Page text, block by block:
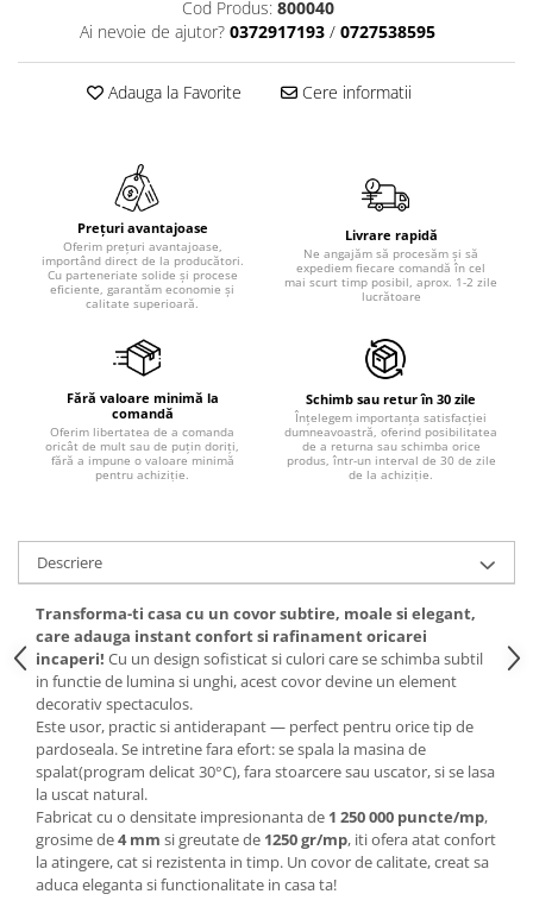
Cod Produs: 800040
Ai nevoie de ajutor? 0372917193 / 0727538595
Adauga la Favorite Cere informatii
Prețuri avantajoase
Oferim prețuri avantajoase,
importând direct de la producători.
Cu parteneriate solide și procese
eficiente, garantăm economie și
calitate superioară.
Livrare rapidă
Ne angajăm să procesăm și să
expediem fiecare comandă în cel
mai scurt timp posibil, aprox. 1-2 zile
lucrătoare
Fără valoare minimă la
comandă
Oferim libertatea de a comanda
oricât de mult sau de puțin doriți,
fără a impune o valoare minimă
pentru achiziție.
Schimb sau retur în 30 zile
Înțelegem importanța satisfacției
dumneavoastră, oferind posibilitatea
de a returna sau schimba orice
produs, într-un interval de 30 de zile
de la achiziție.
Descriere
Transforma-ti casa cu un covor subtire, moale si elegant,
care adauga instant confort si rafinament oricarei
incaperi! Cu un design sofisticat si culori care se schimba subtil
in functie de lumina si unghi, acest covor devine un element
decorativ spectaculos.
Este usor, practic si antiderapant — perfect pentru orice tip de
pardoseala. Se intretine fara efort: se spala la masina de
spalat(program delicat 30°C), fara stoarcere sau uscator, si se lasa
la uscat natural.
Fabricat cu o densitate impresionanta de 1 250 000 puncte/mp,
grosime de4 mm si greutate de 1250 gr/mp, iti ofera atat confort
la atingere, cat si rezistenta in timp. Un covor de calitate, creat sa
aduca eleganta si functionalitate in casa ta!